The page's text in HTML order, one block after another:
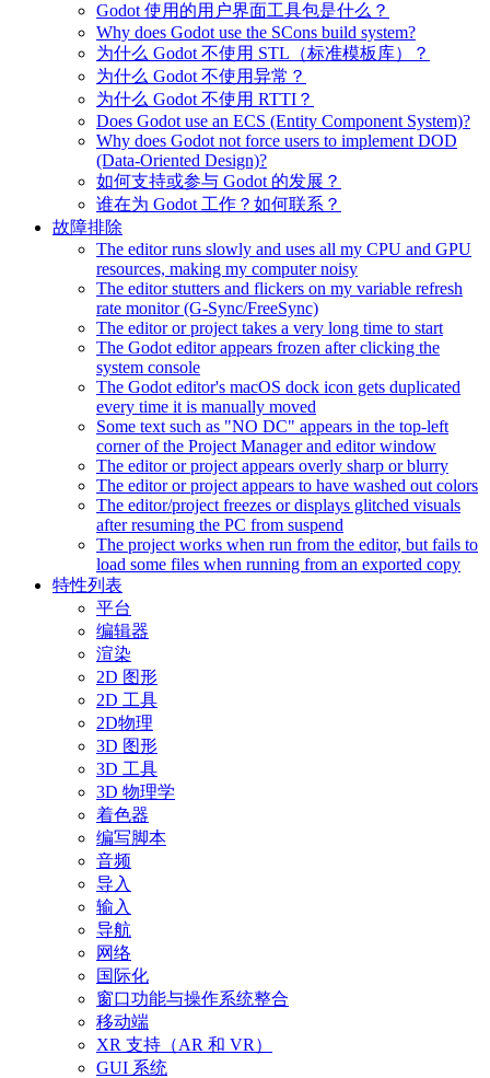
Godot 使用的用户界面工具包是什么？
Why does Godot use the SCons build system?
为什么 Godot 不使用 STL（标准模板库）？
为什么 Godot 不使用异常？
为什么 Godot 不使用 RTTI？
Does Godot use an ECS (Entity Component System)?
Why does Godot not force users to implement DOD
(Data-Oriented Design)?
如何支持或参与 Godot 的发展？
谁在为 Godot 工作？如何联系？
故障排除
The editor runs slowly and uses all my CPU and GPU
resources, making my computer noisy
The editor stutters and flickers on my variable refresh
rate monitor (G-Sync/FreeSync)
The editor or project takes a very long time to start
The Godot editor appears frozen after clicking the
system console
The Godot editor's macOS dock icon gets duplicated
every time it is manually moved
Some text such as "NO DC" appears in the top-left
corner of the Project Manager and editor window
The editor or project appears overly sharp or blurry
The editor or project appears to have washed out colors
The editor/project freezes or displays glitched visuals
after resuming the PC from suspend
The project works when run from the editor, but fails to
load some files when running from an exported copy
特性列表
平台
编辑器
渲染
2D 图形
2D 工具
2D物理
3D 图形
3D 工具
3D 物理学
着色器
编写脚本
音频
导入
输入
导航
网络
国际化
窗口功能与操作系统整合
移动端
XR 支持（AR 和 VR）
GUI 系统